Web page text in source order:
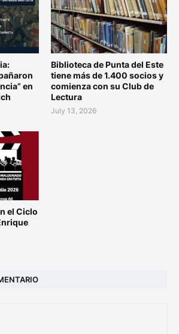
en
Biblioteca de Punta del Este
tiene más de 1.400 socios y
comienza con su Club de
Lectura
July 13, 2026
el Ciclo